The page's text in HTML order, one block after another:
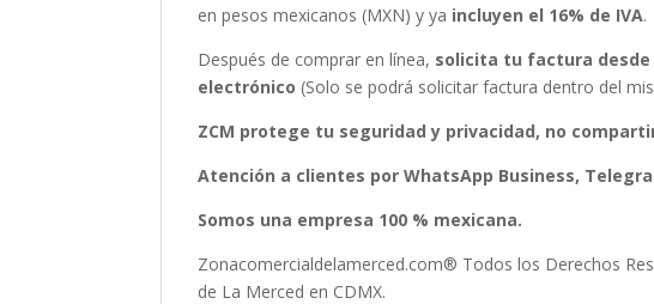
en pesos mexicanos (MXN) y ya incluyen el 16% de IVA.
Después de comprar en línea, solicita tu factura
electrónico (Solo se podrá solicitar factura dentro del
ZCM protege tu seguridad y privacidad, no
Atención a clientes por WhatsApp Business,
Somos una empresa 100 % mexicana.
Zonacomercialdelamerced.com® Todos los Derechos
de La Merced en CDMX.